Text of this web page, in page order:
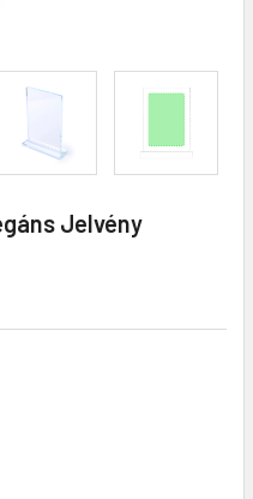
Jelvény